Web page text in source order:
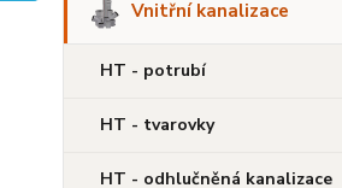
Vnitřní kanalizace
HT - potrubí
HT - tvarovky
HT - odhlučněná kanalizace